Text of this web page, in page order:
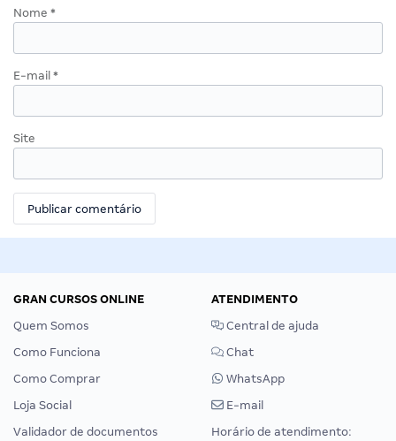
Nome *
E-mail *
Site
GRAN CURSOS ONLINE
Quem Somos
Como Funciona
Como Comprar
Loja Social
Validador de documentos
ATENDIMENTO
Central de ajuda
Chat
WhatsApp
E-mail
Horário de atendimento: